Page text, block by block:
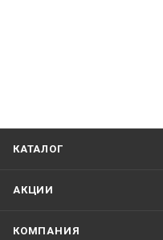
КАТАЛОГ
АКЦИИ
КОМПАНИЯ